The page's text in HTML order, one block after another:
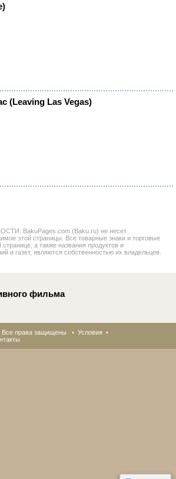
(Leaving Las Vegas)
BakuPages.com (Baku.ru) не несет
этой страницы. Все товарные знаки и торговые
а также названия продуктов и
и газет, являются собственностью их владельцев.
фильма
Все права защищены • Условия •